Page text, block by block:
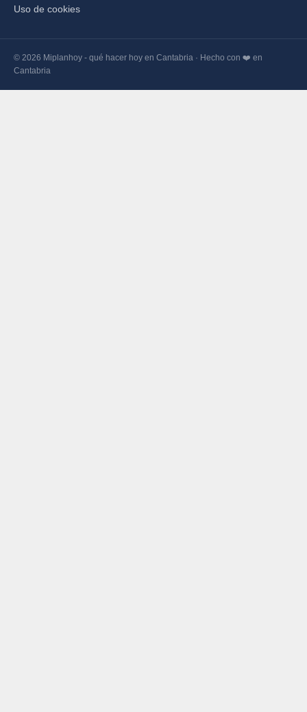
Uso de cookies
© 2026 Miplanhoy - qué hacer hoy en Cantabria · Hecho con ❤️ en
Cantabria